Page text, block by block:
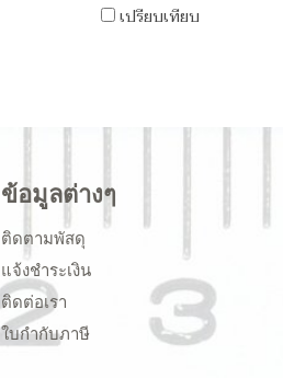
เปรียบเทียบ
ข้อมูลต่างๆ
ติดตามพัสดุ
แจ้งชำระเงิน
ติดต่อเรา
ใบกำกับภาษี